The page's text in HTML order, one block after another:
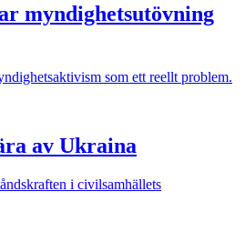
myndighetsutövning
som ett reellt problem.
av Ukraina
i civilsamhällets